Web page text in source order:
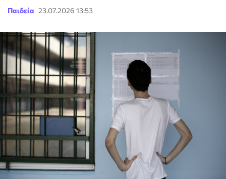
Παιδεία 23.07.2026 13:53